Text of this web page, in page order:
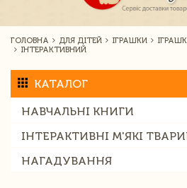
ГОЛОВНА ДЛЯ ДІТЕЙ ІГРАШКИ
ІНТЕРАКТИВНИЙ
КАТАЛОГ
НАВЧАЛЬНІ КНИГИ
ІНТЕРАКТИВНІ М'ЯКІ
НАГАДУВАННЯ